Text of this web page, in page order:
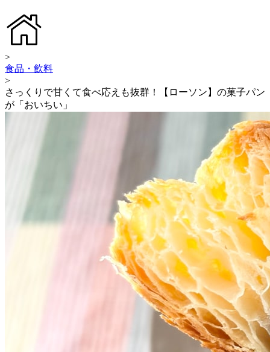
>
食品・飲料
>
さっくりで甘くて食べ応えも抜群！【ローソン】の菓子パン
が「おいちい」